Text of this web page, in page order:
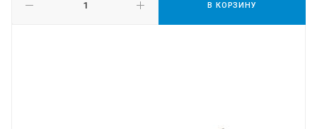
В КОРЗИНУ